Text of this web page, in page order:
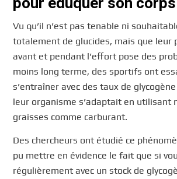
Vu qu’il n’est pas tenable ni
totalement de glucides, mais que leur
avant et pendant l’effort pose des
moins long terme, des sportifs ont
s’entraîner avec des taux de
leur organisme s’adaptait en utilisant
graisses comme carburant.
Des chercheurs ont étudié ce
pu mettre en évidence le fait que si
régulièrement avec un stock de